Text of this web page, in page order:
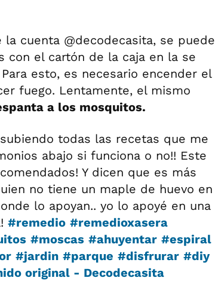
cuenta @decodecasita, se puede
con el cartón de la caja en la se
esto, es necesario encender el
fuego. Lentamente, el mismo
a los mosquitos.
todas las recetas que me
abajo si funciona o no!! Este
Y dicen que es más
no tiene un maple de huevo en
lo apoyan.. yo lo apoyé en una
#remedio #remedioxasera
#moscas #ahuyentar #espiral
#jardin #parque #disfrurar #diy
original - Decodecasita